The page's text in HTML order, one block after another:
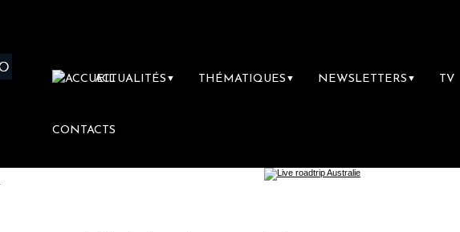
ACTUALITÉS ▼ THÉMATIQUES ▼ NEWSLETTERS ▼ TV
CONTACTS